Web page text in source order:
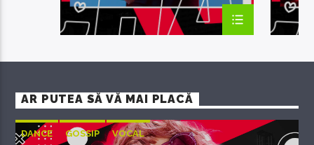
AR PUTEA SĂ VĂ MAI PLACĂ
DANCE GOSSIP VOCAL